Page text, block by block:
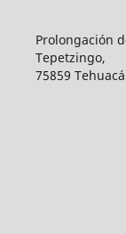
Prolongación
Tepetzingo,
75859